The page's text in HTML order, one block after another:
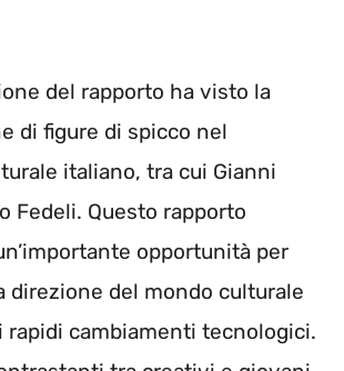
del rapporto ha visto la
di figure di spicco nel
italiano, tra cui Gianni
Fedeli. Questo rapporto
opportunità per
direzione del mondo culturale
rapidi cambiamenti tecnologici.